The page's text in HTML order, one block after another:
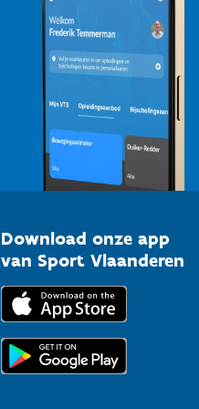
Download onze app
van Sport Vlaanderen